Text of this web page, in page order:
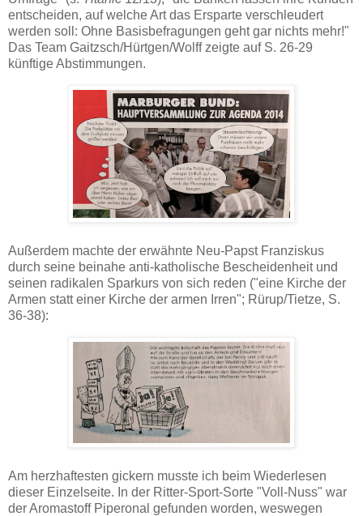
entscheiden, auf welche Art das Ersparte verschleudert
werden soll: Ohne Basisbefragungen geht gar nichts mehr!"
Das Team Gaitzsch/Hürtgen/Wolff zeigte auf S. 26-29
künftige Abstimmungen.
Außerdem machte der erwähnte Neu-Papst Franziskus
durch seine beinahe anti-katholische Bescheidenheit und
seinen radikalen Sparkurs von sich reden ("eine Kirche der
Armen statt einer Kirche der armen Irren"; Rürup/Tietze, S.
36-38):
Am herzhaftesten gickern musste ich beim Wiederlesen
dieser Einzelseite. In der Ritter-Sport-Sorte "Voll-Nuss" war
der Aromastoff Piperonal gefunden worden, weswegen